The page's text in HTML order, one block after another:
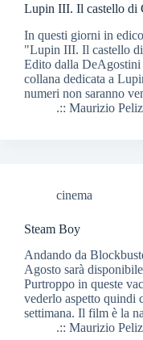
Lupin III. Il castello di
In questi giorni in
"Lupin III. Il castello
Edito dalla
collana dedicata a
numeri non saranno
.:: Maurizio
cinema
Steam Boy
Andando da
Agosto sarà
Purtroppo in queste
vederlo aspetto quindi
settimana. Il film è la
.:: Maurizio